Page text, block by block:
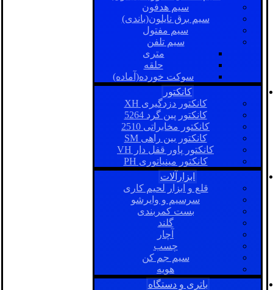
سیم هدفون
سیم برق نایلون(باندی)
سیم مفتول
سیم تلفن
متری
حلقه
سوکت خورده(آماده)
کانکتور
کانکتور دزدگیری XH
کانکتور پین گرد 5264
کانکتور مخابراتی 2510
کانکتور بین راهی SM
کانکتور پاور قفل دار VH
کانکتور مینیاتوری PH
ابزارآلات
قلع و ابزار لحیم کاری
سرسیم و وایرشو
بست کمربندی
گلند
آچار
چسب
سیم جم کن
هویه
باتری و دستگاه